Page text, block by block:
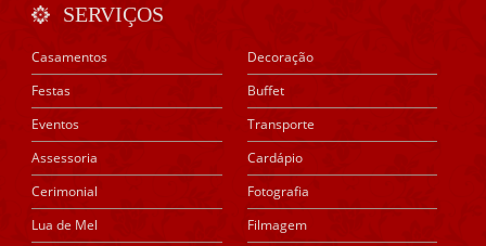
SERVIÇOS
Casamentos
Festas
Eventos
Assessoria
Cerimonial
Lua de Mel
Decoração
Buffet
Transporte
Cardápio
Fotografia
Filmagem